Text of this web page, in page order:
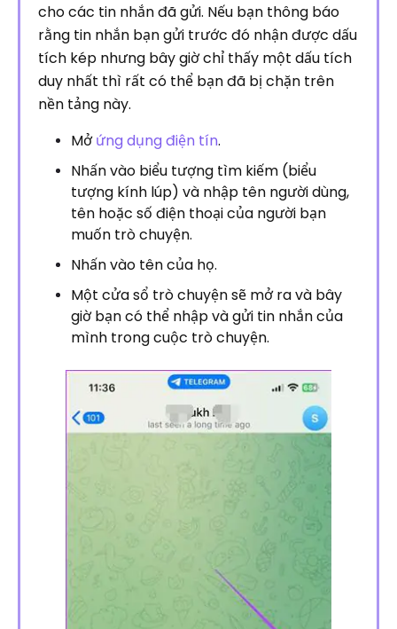
cho các tin nhắn đã gửi. Nếu bạn thông báo
rằng tin nhắn bạn gửi trước đó nhận được dấu
tích kép nhưng bây giờ chỉ thấy một dấu tích
duy nhất thì rất có thể bạn đã bị chặn trên
nền tảng này.
Mởứng dụng điện tín.
Nhấn vào biểu tượng tìm kiếm (biểu
tượng kính lúp) và nhập tên người dùng,
tên hoặc số điện thoại của người bạn
muốn trò chuyện.
Nhấn vào tên của họ.
Một cửa sổ trò chuyện sẽ mở ra và bây
giờ bạn có thể nhập và gửi tin nhắn của
mình trong cuộc trò chuyện.